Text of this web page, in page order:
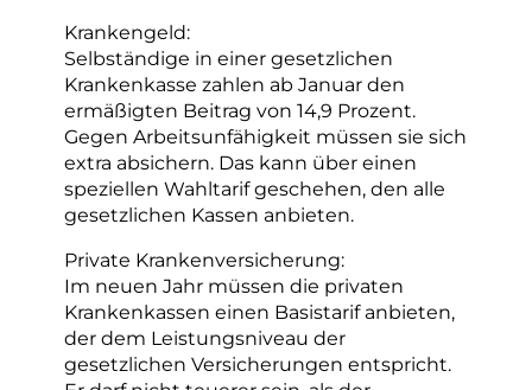
Krankengeld:
Selbständige in einer gesetzlichen
Krankenkasse zahlen ab Januar den
ermäßigten Beitrag von 14,9 Prozent.
Gegen Arbeitsunfähigkeit müssen sie sich
extra absichern. Das kann über einen
speziellen Wahltarif geschehen, den alle
gesetzlichen Kassen anbieten.
Private Krankenversicherung:
Im neuen Jahr müssen die privaten
Krankenkassen einen Basistarif anbieten,
der dem Leistungsniveau der
gesetzlichen Versicherungen entspricht.